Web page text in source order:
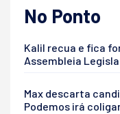
No Ponto
Kalil recua e fica
Assembleia
Max descarta
Podemos irá